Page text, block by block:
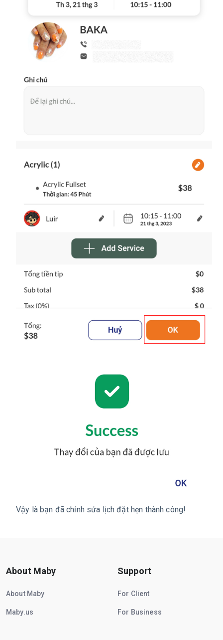
Vậy là bạn đã chỉnh sửa lịch đặt hẹn thành công!
About Maby
About Maby
Maby.us
Support
For Client
For Business